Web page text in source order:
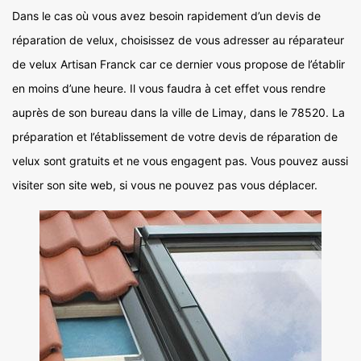
Dans le cas où vous avez besoin rapidement d’un devis de
réparation de velux, choisissez de vous adresser au réparateur
de velux Artisan Franck car ce dernier vous propose de l’établir
en moins d’une heure. Il vous faudra à cet effet vous rendre
auprès de son bureau dans la ville de Limay, dans le 78520. La
préparation et l’établissement de votre devis de réparation de
velux sont gratuits et ne vous engagent pas. Vous pouvez aussi
visiter son site web, si vous ne pouvez pas vous déplacer.